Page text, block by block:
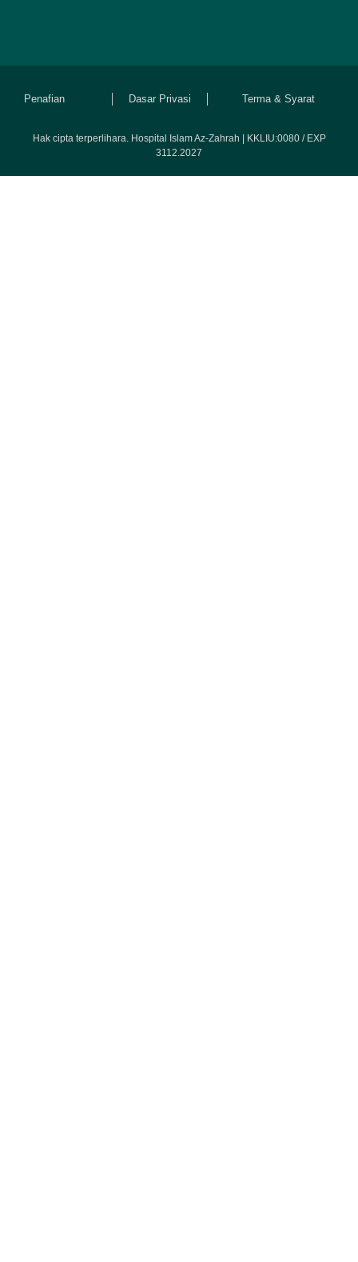
Penafian Dasar Privasi Terma & Syarat
Hak cipta terperlihara. Hospital Islam Az-Zahrah | KKLIU:0080 / EXP
3112.2027